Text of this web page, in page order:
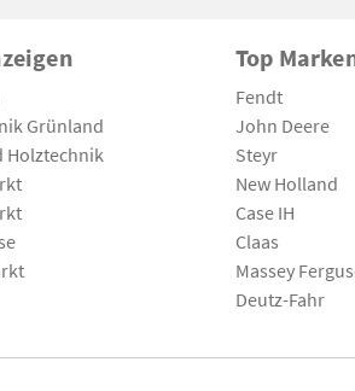
Grünland
Holztechnik
Top
Fendt
John Deere
Steyr
New Holland
Case IH
Claas
Massey
Deutz-Fahr